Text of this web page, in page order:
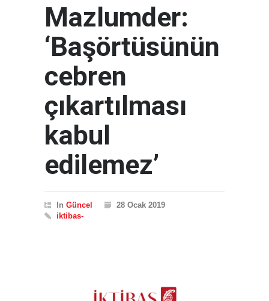
Mazlumder:
‘Başörtüsünün
cebren
çıkartılması
kabul
edilemez’
In Güncel
28 Ocak 2019
iktibas-